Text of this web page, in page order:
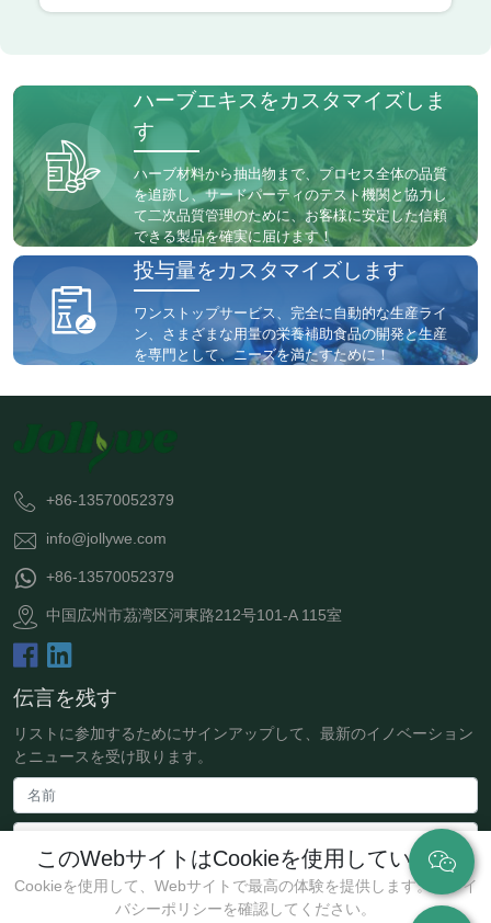
ハーブエキスをカスタマイズしま
す
ハーブ材料から抽出物まで、プロセス全体の品質
を追跡し、サードパーティのテスト機関と協力し
て二次品質管理のために、お客様に安定した信頼
できる製品を確実に届けます！
投与量をカスタマイズします
ワンストップサービス、完全に自動的な生産ライ
ン、さまざまな用量の栄養補助食品の開発と生産
を専門として、ニーズを満たすために！
このWebサイトはCookieを使用しています
Cookieを使用して、Webサイトで最高の体験を提供します。プライ
バシーポリシーを確認してください。
+86-13570052379
info@jollywe.com
+86-13570052379
中国広州市茘湾区河東路212号101-A 115室
伝言を残す
リストに参加するためにサインアップして、最新のイノベーション
とニュースを受け取ります。